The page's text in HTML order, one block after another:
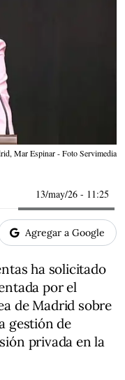
Mar Espinar - Foto Servimedia
13/may/26 - 11:25
Agregar a Google
ha solicitado
por el
de Madrid sobre
gestión de
privada en la